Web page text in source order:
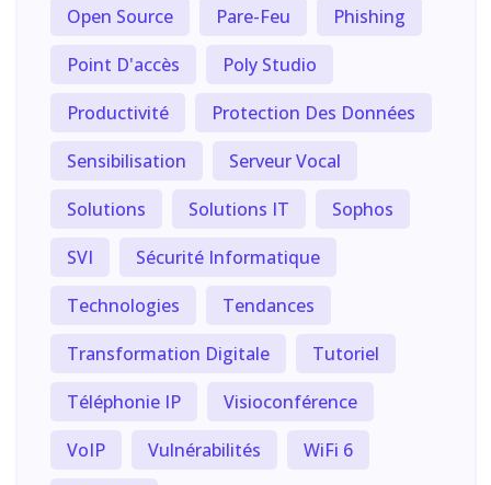
Open Source
Pare-Feu
Phishing
Point D'accès
Poly Studio
Productivité
Protection Des Données
Sensibilisation
Serveur Vocal
Solutions
Solutions IT
Sophos
SVI
Sécurité Informatique
Technologies
Tendances
Transformation Digitale
Tutoriel
Téléphonie IP
Visioconférence
VoIP
Vulnérabilités
WiFi 6